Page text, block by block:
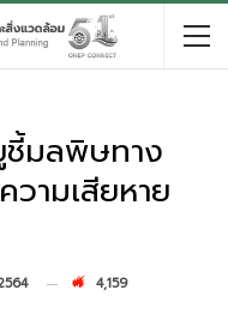
มลพิษทาง
วามเสียหาย
4,159